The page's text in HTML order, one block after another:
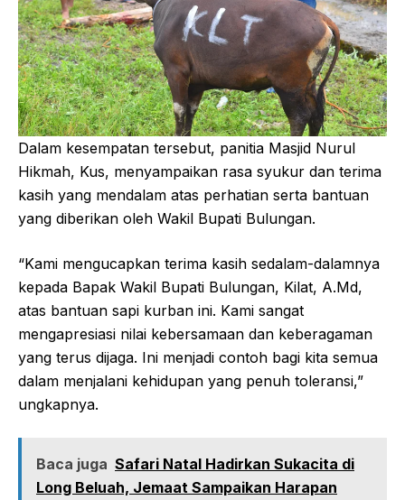
Dalam kesempatan tersebut, panitia Masjid Nurul
Hikmah, Kus, menyampaikan rasa syukur dan terima
kasih yang mendalam atas perhatian serta bantuan
yang diberikan oleh Wakil Bupati Bulungan.
“Kami mengucapkan terima kasih sedalam-dalamnya
kepada Bapak Wakil Bupati Bulungan, Kilat, A.Md,
atas bantuan sapi kurban ini. Kami sangat
mengapresiasi nilai kebersamaan dan keberagaman
yang terus dijaga. Ini menjadi contoh bagi kita semua
dalam menjalani kehidupan yang penuh toleransi,”
ungkapnya.
Baca juga Safari Natal Hadirkan Sukacita di
Long Beluah, Jemaat Sampaikan Harapan